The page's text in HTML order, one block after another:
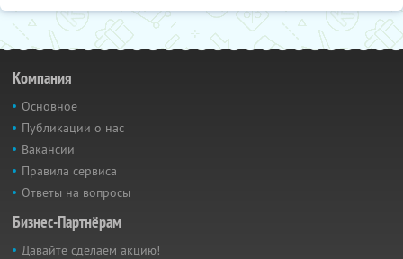
Компания
Основное
Публикации о нас
Вакансии
Правила сервиса
Ответы на вопросы
Бизнес-Партнёрам
Давайте сделаем акцию!